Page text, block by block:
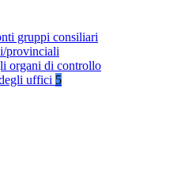
gruppi consiliari
provinciali
organi di controllo
uffici 5